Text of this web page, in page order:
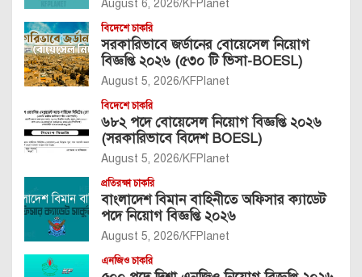
August 6, 2026 KFPlanet
বিদেশে চাকরি
সরকারিভাবে জর্ডানের বোয়েসেল নিয়োগ
বিজ্ঞপ্তি ২০২৬ (৫৩০ টি ভিসা-BOESL)
August 5, 2026 KFPlanet
বিদেশে চাকরি
৬৮২ পদে বোয়েসেল নিয়োগ বিজ্ঞপ্তি ২০২৬
(সরকারিভাবে বিদেশ BOESL)
August 5, 2026 KFPlanet
প্রতিরক্ষা চাকরি
বাংলাদেশ বিমান বাহিনীতে অফিসার ক্যাডেট
পদে নিয়োগ বিজ্ঞপ্তি ২০২৬
August 5, 2026 KFPlanet
এনজিও চাকরি